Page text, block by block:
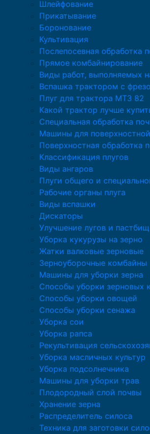
Шлейфование
Прикатывание
Боронование
Культивация
Послепосевная обработка
Прямое комбайнирование
Виды работ, выполняемых
Вспашка трактором с
Плуг для трактора МТЗ 82
Какой трактор лучше
Специальная обработка
Машины для
Поверхностная обработка
Классификация плугов
Виды ангаров
Плуги общего и
Рабочие органы плуга
Виды вспашки
Дискаторы
Улучшение лугов и пастбищ
Уборка кукурузы на зерно
Жатки валковые зерновые
Зерноуборочные комбайны
Машины для уборки зерна
Способы уборки зерновых
Способы уборки овощей
Способы уборки сенажа
Уборка сои
Уборка рапса
Рекультивация
Уборка масличных культур
Уборка подсолнечника
Машины для уборки трав
Плодородный слой почвы
Хранение зерна
Распределитель силоса
Техника для заготовки